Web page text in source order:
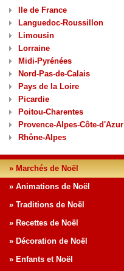
Ile de France
Languedoc-Roussillon
Limousin
Lorraine
Midi-Pyrénées
Nord-Pas-de-Calais
Pays de la Loire
Picardie
Poitou-Charentes
Provence-Alpes-Côte-d'Azur
Rhône-Alpes
» Marchés de Noël
» Animations de Noël
» Traditions de Noël
» Recettes de Noël
» Décoration de Noël
» Enfants et Noël